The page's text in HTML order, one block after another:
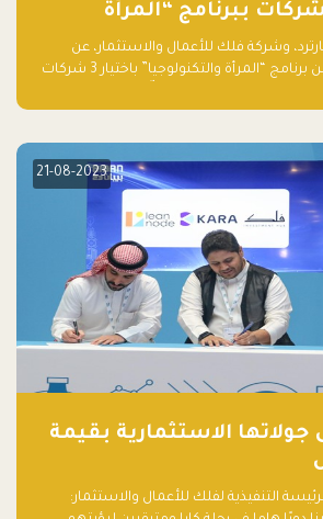
يعلنان فوز 3 شركات ببرنامج “المرأة
وشركة فلك للأعمال والاستثمار، عن
تخريج الدفعة الأولى من برنامج “المرأة والتكنولوجيا” باختيار 3 شركات
الأعمال، اللواتي خضعن لبرنامج حاضنة مدته 8 أسابيع، أفكاراً مبتكرة
21-08-2023
جولاتها الاستثمارية بقيمة
التنفيذية لفلك للأعمال والاستثمار: